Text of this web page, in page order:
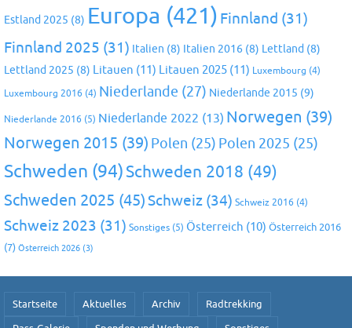
Estland 2025 (8) Europa (421) Finnland (31)
Finnland 2025 (31) Italien (8) Italien 2016 (8) Lettland (8)
Lettland 2025 (8) Litauen (11) Litauen 2025 (11) Luxembourg (4)
Luxembourg 2016 (4) Niederlande (27) Niederlande 2015 (9)
Niederlande 2016 (5) Niederlande 2022 (13) Norwegen (39)
Norwegen 2015 (39) Polen (25) Polen 2025 (25)
Schweden (94)Schweden 2018 (49)
Schweden 2025 (45)Schweiz (34) Schweiz 2016 (4)
Schweiz 2023 (31) Sonstiges (5) Österreich (10) Österreich 2016
(7) Österreich 2026 (3)
Startseite Aktuelles Archiv
Radtrekking